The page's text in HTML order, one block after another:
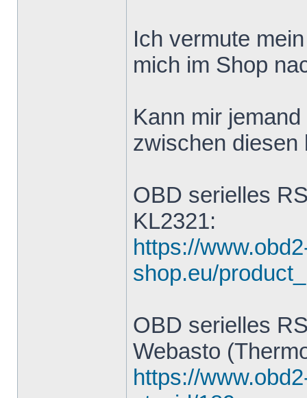
Ich vermute
mich im Shop
Kann mir
zwischen diesen
OBD serielles
KL2321:
https://
shop.eu/
OBD serielles
Webasto
https://